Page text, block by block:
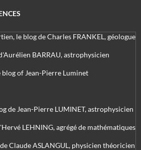
le blog de Charles FRANKEL, géologue
BARRAU, astrophysicien
blog of Jean-Pierre Luminet
de Jean-Pierre LUMINET, astrophysicien
LEHNING, agrégé de mathématiques
Claude ASLANGUL, physicien théoricien